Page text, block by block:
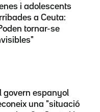
i adolescents
a Ceuta:
tornar-se
govern espanyol
una "situació